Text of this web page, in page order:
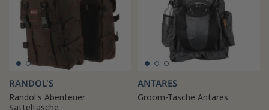
RANDOL'S
Randol's Abenteuer
Satteltasche
ANTARES
Groom-Tasche Antares